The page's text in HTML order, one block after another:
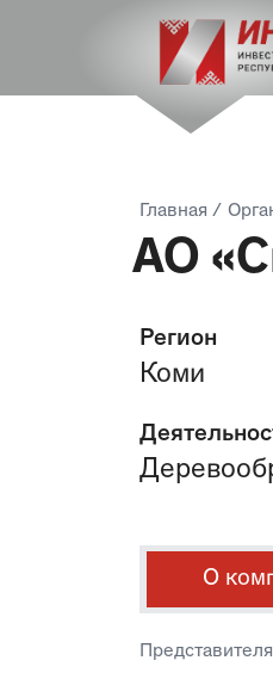
Главная /
АО
Регион
Коми
О